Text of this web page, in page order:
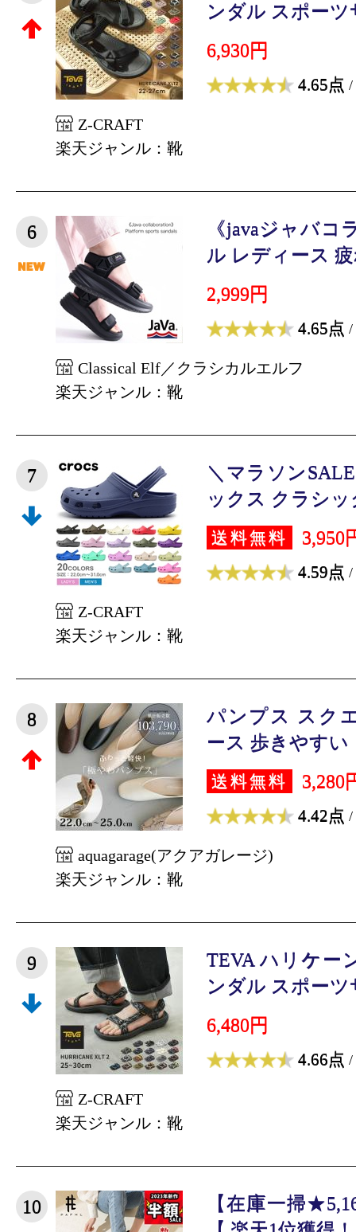
ンダル スポーツ
6,930円
4.65点 /
Z-CRAFT
楽天ジャンル：靴
6
《javaジャバコ
ル レディース
2,999円
4.65点 /
Classical Elf／クラシカルエルフ
楽天ジャンル：靴
7
＼マラソン
ックス クラシッ
送料無料 3,950
4.59点 /
Z-CRAFT
楽天ジャンル：靴
8
パンプス スク
ース 歩きやすい
送料無料 3,280
4.42点 /
aquagarage(アクアガレージ)
楽天ジャンル：靴
9
TEVA ハリケー
ンダル スポーツ
6,480円
4.66点 /
Z-CRAFT
楽天ジャンル：靴
10
【在庫一掃